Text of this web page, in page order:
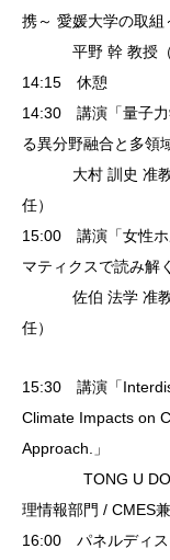
携～ 愛媛大学の取組
平野 幹 教授（副
14:15 休憩
14:30 講演「量子力
る異分野融合と多領
大村 訓史 准教授
任）
15:00 講演「女性ホ
マティクスで読み解
佐伯 法学 准教授
任）
15:30 講演「
Climate Impacts on
Approach.」
TONG U DOM
理情報部門 / CMES兼
16:00 パネルディス